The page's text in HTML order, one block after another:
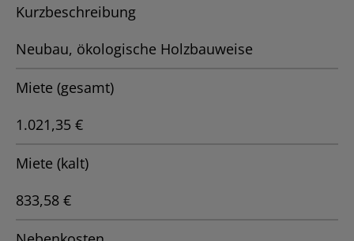
Kurzbeschreibung
Neubau, ökologische Holzbauweise
Miete (gesamt)
1.021,35 €
Miete (kalt)
833,58 €